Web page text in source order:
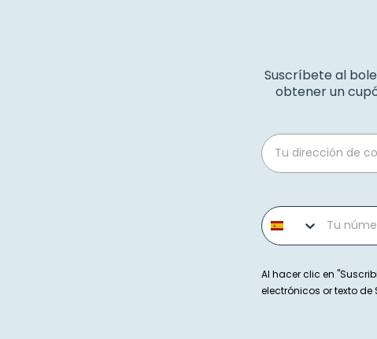
Suscríbete al
obtener un
Email
Phone number
Al hacer clic en
electrónicos or texto de